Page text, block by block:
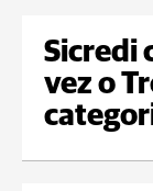
Sicredi
vez o